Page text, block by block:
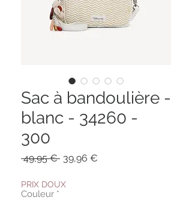
Sac à bandoulière -
blanc - 34260 -
300
49,95 € Prix
39,96 €
PRIX DOUX
Couleur *